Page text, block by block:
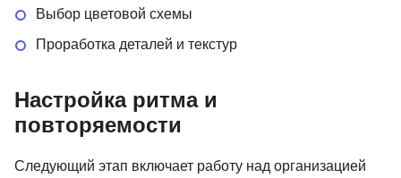
Выбор цветовой схемы
Проработка деталей и текстур
Настройка ритма и
повторяемости
Следующий этап включает работу над организацией
47 отзывов
Подробнее
XYZ School
Цена 15 600 ₽ Подробнее